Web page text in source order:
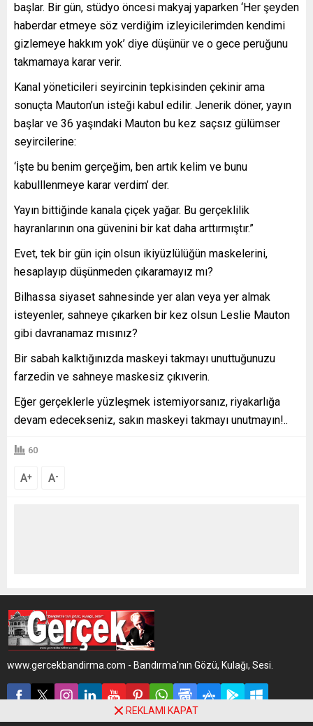
başlar. Bir gün, stüdyo öncesi makyaj yaparken ‘Her şeyden
haberdar etmeye söz verdiğim izleyicilerimden kendimi
gizlemeye hakkım yok’ diye düşünür ve o gece peruğunu
takmamaya karar verir.
Kanal yöneticileri seyircinin tepkisinden çekinir ama
sonuçta Mauton’un isteği kabul edilir. Jenerik döner, yayın
başlar ve 36 yaşındaki Mauton bu kez saçsız gülümser
seyircilerine:
‘İşte bu benim gerçeğim, ben artık kelim ve bunu
kabulllenmeye karar verdim’ der.
Yayın bittiğinde kanala çiçek yağar. Bu gerçeklilik
hayranlarının ona güvenini bir kat daha arttırmıştır.”
Evet, tek bir gün için olsun ikiyüzlülüğün maskelerini,
hesaplayıp düşünmeden çıkaramayız mı?
Bilhassa siyaset sahnesinde yer alan veya yer almak
isteyenler, sahneye çıkarken bir kez olsun Leslie Mauton
gibi davranamaz mısınız?
Bir sabah kalktığınızda maskeyi takmayı unuttuğunuzu
farzedin ve sahneye maskesiz çıkıverin.
Eğer gerçeklerle yüzleşmek istemiyorsanız, riyakarlığa
devam edecekseniz, sakın maskeyi takmayı unutmayın!..
60
A+ A-
www.gercekbandirma.com - Bandırma'nın Gözü, Kulağı, Sesi.
REKLAMI KAPAT